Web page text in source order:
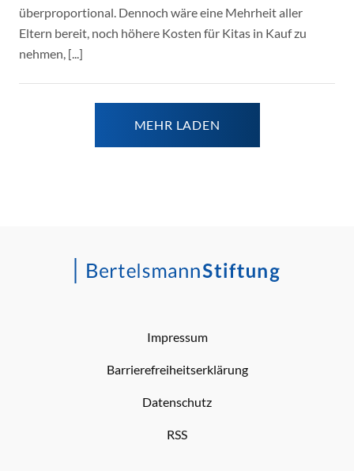
überproportional. Dennoch wäre eine Mehrheit aller
Eltern bereit, noch höhere Kosten für Kitas in Kauf zu
nehmen, [...]
MEHR LADEN
Impressum
Barrierefreiheitserklärung
Datenschutz
RSS